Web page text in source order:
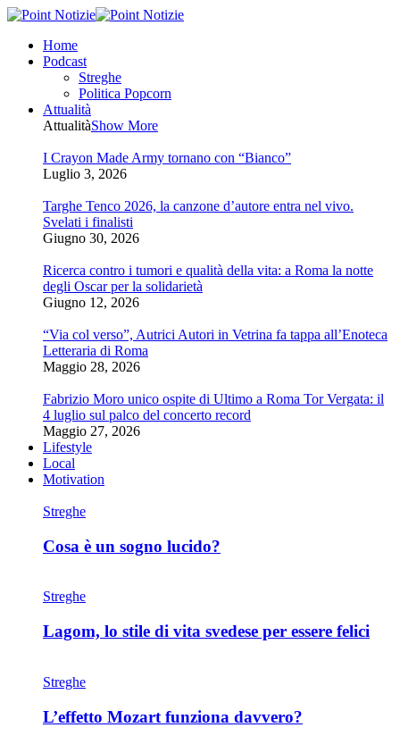
Home
Podcast
Streghe
Politica Popcorn
Attualità
AttualitàShow More
I Crayon Made Army tornano con “Bianco”
Luglio 3, 2026
Targhe Tenco 2026, la canzone d’autore entra nel vivo.
Svelati i finalisti
Giugno 30, 2026
Ricerca contro i tumori e qualità della vita: a Roma la notte
degli Oscar per la solidarietà
Giugno 12, 2026
“Via col verso”, Autrici Autori in Vetrina fa tappa all’Enoteca
Letteraria di Roma
Maggio 28, 2026
Fabrizio Moro unico ospite di Ultimo a Roma Tor Vergata: il
4 luglio sul palco del concerto record
Maggio 27, 2026
Lifestyle
Local
Motivation
Streghe
Cosa è un sogno lucido?
Streghe
Lagom, lo stile di vita svedese per essere felici
Streghe
L’effetto Mozart funziona davvero?